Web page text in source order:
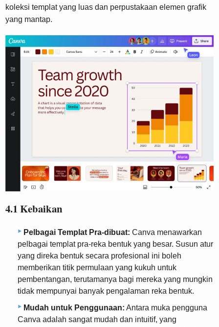
koleksi templat yang luas dan perpustakaan elemen grafik
yang mantap.
4.1 Kebaikan
Pelbagai Templat Pra-dibuat: Canva menawarkan
pelbagai templat pra-reka bentuk yang besar. Susun atur
yang direka bentuk secara profesional ini boleh
memberikan titik permulaan yang kukuh untuk
pembentangan, terutamanya bagi mereka yang mungkin
tidak mempunyai banyak pengalaman reka bentuk.
Mudah untuk Penggunaan: Antara muka pengguna
Canva adalah sangat mudah dan intuitif, yang